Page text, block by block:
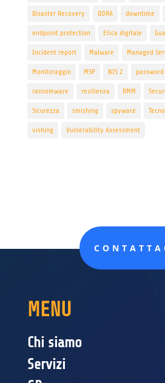
Disaster Recovery DORA downtime
endpoint protection Etica digitale
Incident report Malware Managed
Monitoraggio MSP NIS 2 password
ransomware resilienza RMM
Sicurezza smishing spyware
vishing Vulnerability Assessment
MENU
Chi siamo
Servizi